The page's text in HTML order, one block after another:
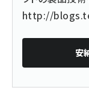
http://
安